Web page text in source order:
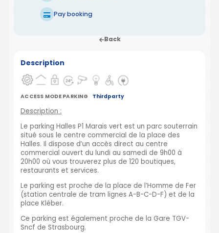
Pay booking
Back
Description
ACCESS MODE PARKING Thirdparty
Description :
Le parking Halles P1 Marais vert est un parc souterrain
situé sous le centre commercial de la place des
Halles. Il dispose d’un accès direct au centre
commercial ouvert du lundi au samedi de 9h00 à
20h00 où vous trouverez plus de 120 boutiques,
restaurants et services.
Le parking est proche de la place de l’Homme de Fer
(station centrale de tram lignes A-B-C-D-F) et de la
place Kléber.
Ce parking est également proche de la Gare TGV-
Sncf de Strasbourg.